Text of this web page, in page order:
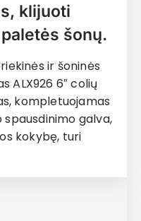
klijuoti
šonų.
ir šoninės
ALX926 6″ colių
kompletuojamas
spausdinimo galva,
kokybę, turi